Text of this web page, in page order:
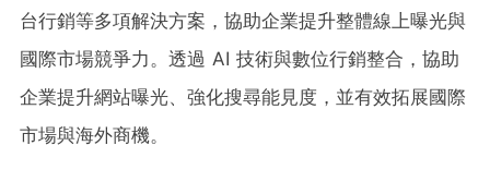
台行銷等多項解決方案，協助企業提升整體線上曝光與
國際市場競爭力。透過 AI 技術與數位行銷整合，協助
企業提升網站曝光、強化搜尋能見度，並有效拓展國際
市場與海外商機。